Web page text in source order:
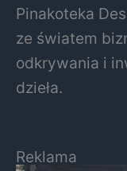
Pinakoteka
ze światem
odkrywania i
dzieła.
Reklama